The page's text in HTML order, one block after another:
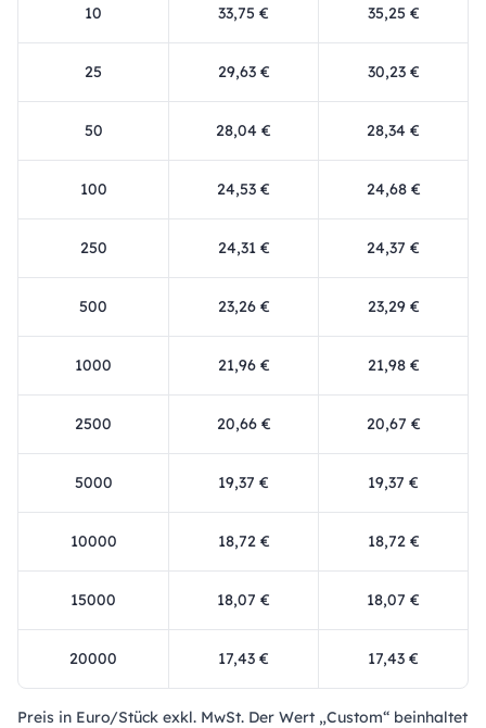
10 33,75 € 35,25 €
25 29,63 € 30,23 €
50 28,04 € 28,34 €
100 24,53 € 24,68 €
250 24,31 € 24,37 €
500 23,26 € 23,29 €
1000 21,96 € 21,98 €
2500 20,66 € 20,67 €
5000 19,37 € 19,37 €
10000 18,72 € 18,72 €
15000 18,07 € 18,07 €
20000 17,43 € 17,43 €
Preis in Euro/Stück exkl. MwSt. Der Wert „Custom“ beinhaltet